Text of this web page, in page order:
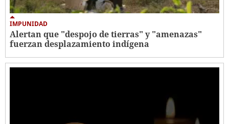
IMPUNIDAD
Alertan que "despojo de tierras" y "amenazas"
fuerzan desplazamiento indígena